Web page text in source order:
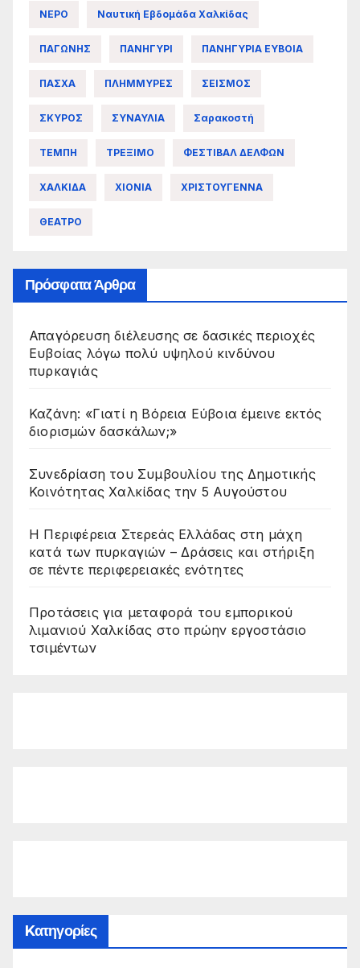
ΝΕΡΟ Ναυτική Εβδομάδα Χαλκίδας
ΠΑΓΩΝΗΣ ΠΑΝΗΓΥΡΙ ΠΑΝΗΓΥΡΙΑ ΕΥΒΟΙΑ
ΠΑΣΧΑ ΠΛΗΜΜΥΡΕΣ ΣΕΙΣΜΟΣ
ΣΚΥΡΟΣ ΣΥΝΑΥΛΙΑ Σαρακοστή
ΤΕΜΠΗ ΤΡΕΞΙΜΟ ΦΕΣΤΙΒΑΛ ΔΕΛΦΩΝ
ΧΑΛΚΙΔΑ ΧΙΟΝΙΑ ΧΡΙΣΤΟΥΓΕΝΝΑ
ΘΕΑΤΡΟ
Πρόσφατα Άρθρα
Απαγόρευση διέλευσης σε δασικές περιοχές
Ευβοίας λόγω πολύ υψηλού κινδύνου
πυρκαγιάς
Καζάνη: «Γιατί η Βόρεια Εύβοια έμεινε εκτός
διορισμών δασκάλων;»
Συνεδρίαση του Συμβουλίου της Δημοτικής
Κοινότητας Χαλκίδας την 5 Αυγούστου
Η Περιφέρεια Στερεάς Ελλάδας στη μάχη
κατά των πυρκαγιών – Δράσεις και στήριξη
σε πέντε περιφερειακές ενότητες
Προτάσεις για μεταφορά του εμπορικού
λιμανιού Χαλκίδας στο πρώην εργοστάσιο
τσιμέντων
Kατηγορίες